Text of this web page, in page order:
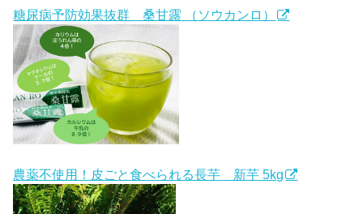
糖尿病予防効果抜群 桑甘露 （ソウカンロ）
農薬不使用！皮ごと食べられる長芋 新芋 5kg